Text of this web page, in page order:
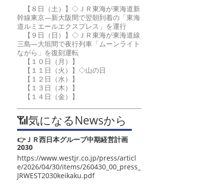
【８日（土）】◇ＪＲ東海が東海道新
幹線東京―新大阪間で翌朝到着の「東海
道ルミエールエクスプレス」を運行
【９日（日）】◇ＪＲ東海が東海道線
三島―大垣間で夜行列車「ムーンライト
ながら」を復刻運転
【１０日（月）】
【１１日（火）】◇山の日
【１２日（水）】
【１３日（木）】
【１４日（金）】
📶気になるNewsから
👉ＪＲ西日本グループ中期経営計画
2030
https://www.westjr.co.jp/press/articl
e/2026/04/30/items/260430_00_press_
JRWEST2030keikaku.pdf